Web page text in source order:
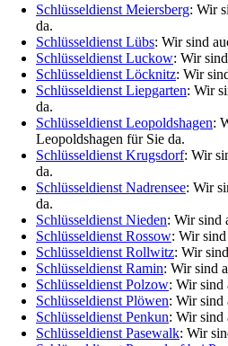
Schlüsseldienst Meiersberg: Wir
da.
Schlüsseldienst Lübs: Wir sind
Schlüsseldienst Luckow: Wir
Schlüsseldienst Löcknitz: Wir
Schlüsseldienst Liepgarten: Wir
da.
Schlüsseldienst Leopoldshagen:
Leopoldshagen für Sie da.
Schlüsseldienst Krugsdorf: Wir
da.
Schlüsseldienst Nadrensee: Wir
da.
Schlüsseldienst Nieden: Wir sind
Schlüsseldienst Rossow: Wir
Schlüsseldienst Rollwitz: Wir
Schlüsseldienst Ramin: Wir sind
Schlüsseldienst Polzow: Wir sind
Schlüsseldienst Plöwen: Wir sind
Schlüsseldienst Penkun: Wir sind
Schlüsseldienst Pasewalk: Wir